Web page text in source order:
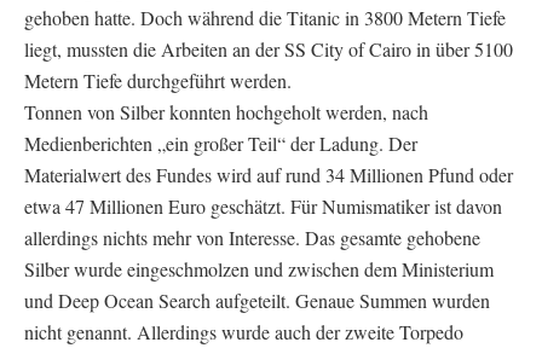
gehoben hatte. Doch während die Titanic in 3800 Metern Tiefe
liegt, mussten die Arbeiten an der SS City of Cairo in über 5100
Metern Tiefe durchgeführt werden.
Tonnen von Silber konnten hochgeholt werden, nach
Medienberichten „ein großer Teil“ der Ladung. Der
Materialwert des Fundes wird auf rund 34 Millionen Pfund oder
etwa 47 Millionen Euro geschätzt. Für Numismatiker ist davon
allerdings nichts mehr von Interesse. Das gesamte gehobene
Silber wurde eingeschmolzen und zwischen dem Ministerium
und Deep Ocean Search aufgeteilt. Genaue Summen wurden
nicht genannt. Allerdings wurde auch der zweite Torpedo